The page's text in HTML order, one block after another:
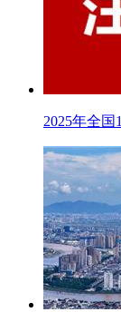
2025年全国